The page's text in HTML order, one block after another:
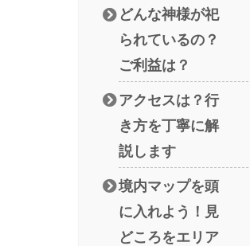
どんな神様が祀
られているの？
ご利益は？
アクセスは？行
き方を丁寧に解
説します
境内マップを頭
に入れよう！見
どころをエリア